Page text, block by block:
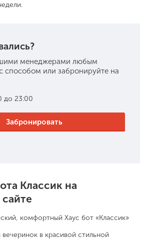
менеджерами любым
способом или забронируйте на
до 23:00
Забронировать
Классик на
комфортный Хаус бот «Классик»
в красивой стильной